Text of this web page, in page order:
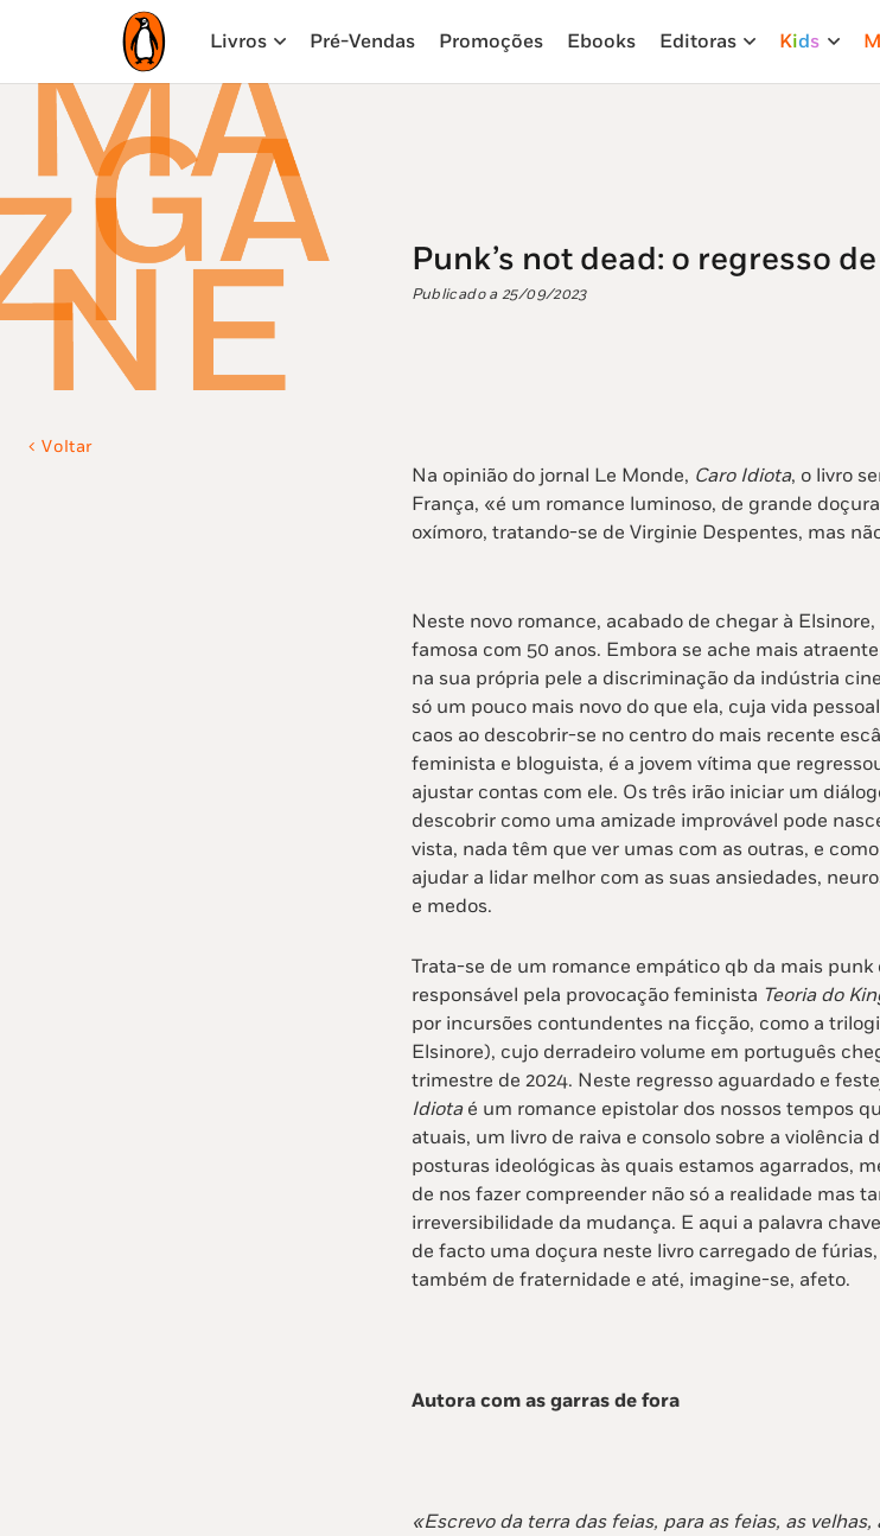
Livros Pré-Vendas Promoções Ebooks Editoras Kids
Voltar
Punk’s not dead: o regresso
Publicado a25/09/2023
Na opinião do jornal Le Monde, Caro Idiota, o livro
França, «é um romance luminoso, de grande
oxímoro, tratando-se de Virginie Despentes, mas
Neste novo romance, acabado de chegar à
famosa com 50 anos. Embora se ache mais
na sua própria pele a discriminação da indústria
só um pouco mais novo do que ela, cuja vida
caos ao descobrir-se no centro do mais recente
feminista e bloguista, é a jovem vítima que
ajustar contas com ele. Os três irão iniciar um
descobrir como uma amizade improvável pode
vista, nada têm que ver umas com as outras, e
ajudar a lidar melhor com as suas ansiedades,
e medos.
Trata-se de um romance empático qb da mais punk
responsável pela provocação feminista Teoria do
por incursões contundentes na ficção, como a
Elsinore), cujo derradeiro volume em português
trimestre de 2024. Neste regresso aguardado e
Idiotaé um romance epistolar dos nossos tempos
atuais, um livro de raiva e consolo sobre a violência
posturas ideológicas às quais estamos agarrados,
de nos fazer compreender não só a realidade mas
irreversibilidade da mudança. E aqui a palavra
de facto uma doçura neste livro carregado de
também de fraternidade e até, imagine-se, afeto.
Autora com as garras de fora
«Escrevo da terra das feias, para as feias, as